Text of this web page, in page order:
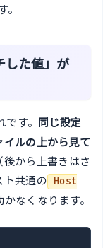
した値」が
す。 同じ設定
ルの上から見て
後から上書きはさ
ト共通の
Host
なくなります。